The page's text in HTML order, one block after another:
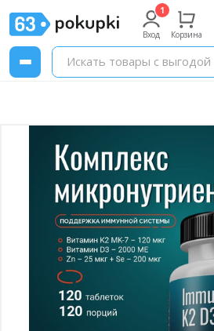
Вход Корзина